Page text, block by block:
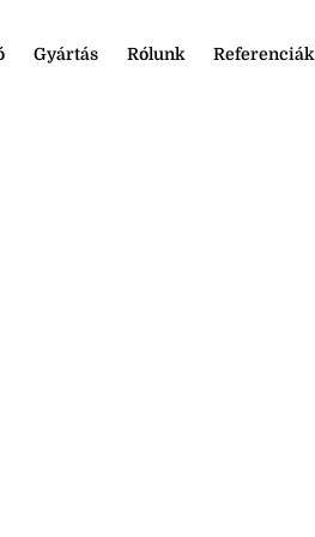
Gyártás Rólunk Referenciák